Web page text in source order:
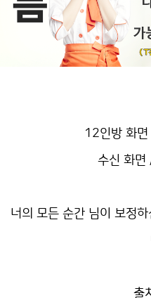
12인방 화
수신 화면
너의 모든 순간 님이 보정
출